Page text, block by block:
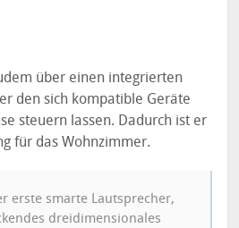
über einen integrierten
den sich kompatible Geräte
steuern lassen. Dadurch ist er
für das Wohnzimmer.
erste smarte Lautsprecher,
dreidimensionales